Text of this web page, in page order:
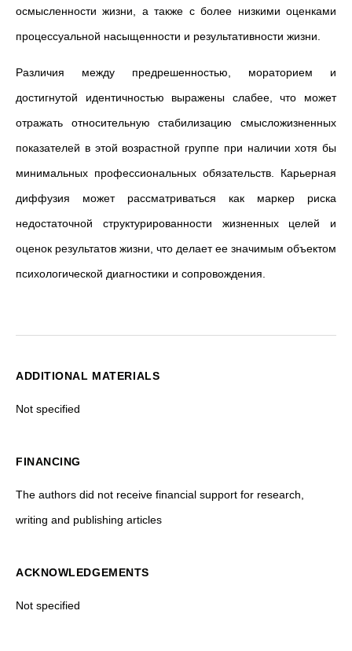
осмысленности жизни, а также с более низкими оценками
процессуальной насыщенности и результативности жизни.
Различия между предрешенностью, мораторием и
достигнутой идентичностью выражены слабее, что может
отражать относительную стабилизацию смысложизненных
показателей в этой возрастной группе при наличии хотя бы
минимальных профессиональных обязательств. Карьерная
диффузия может рассматриваться как маркер риска
недостаточной структурированности жизненных целей и
оценок результатов жизни, что делает ее значимым объектом
психологической диагностики и сопровождения.
ADDITIONAL MATERIALS
Not specified
FINANCING
The authors did not receive financial support for research,
writing and publishing articles
ACKNOWLEDGEMENTS
Not specified